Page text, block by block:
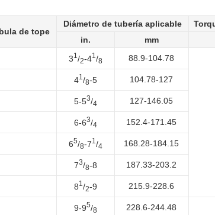
de tope
Diámetro de tubería aplicable
in.
mm
31 /2-41 /8 88.9-104.78
41 /8-5 104.78-127
5-53/4 127-146.05
6-63/4 152.4-171.45
65/8-71 /4 168.28-184.15
73/8-8 187.33-203.2
81 /2-9 215.9-228.6
9-95/8 228.6-244.48